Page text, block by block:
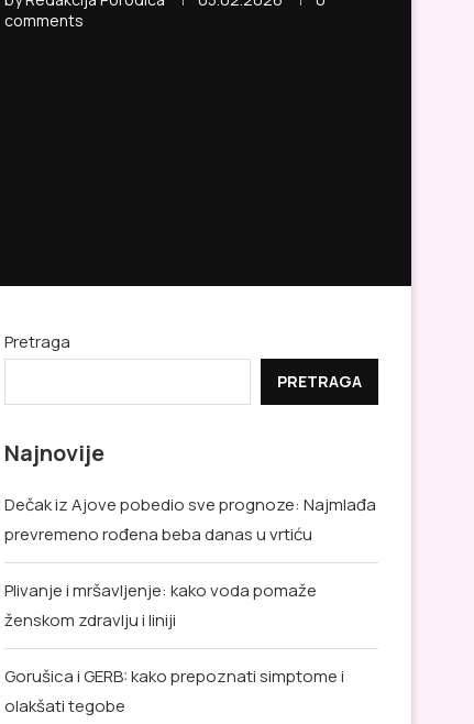
comments
Pretraga
PRETRAGA
Najnovije
Dečak iz Ajove pobedio sve prognoze: Najmlađa
prevremeno rođena beba danas u vrtiću
Plivanje i mršavljenje: kako voda pomaže
ženskom zdravlju i liniji
Gorušica i GERB: kako prepoznati simptome i
olakšati tegobe